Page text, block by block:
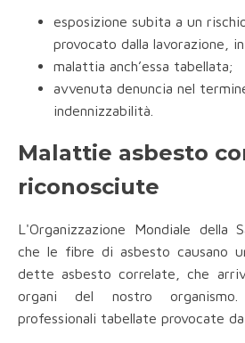
esposizione subita a un
provocato dalla lavorazione,
malattia anch’essa tabellata;
avvenuta denuncia nel
indennizzabilità.
Malattie asbesto
riconosciute
L'Organizzazione Mondiale della
che le fibre di asbesto causano
dette asbesto correlate, che
organi del nostro
professionali tabellate provocate da